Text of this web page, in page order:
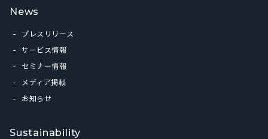
News
プレスリリース
サービス情報
セミナー情報
メディア掲載
お知らせ
Sustainability